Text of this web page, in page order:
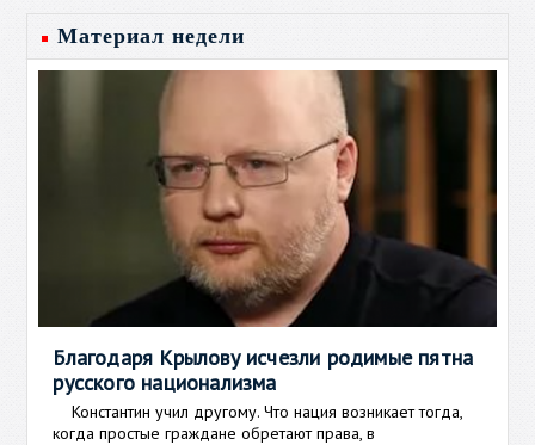
Материал недели
Благодаря Крылову исчезли родимые пятна
русского национализма
Константин учил другому. Что нация возникает тогда,
когда простые граждане обретают права, в